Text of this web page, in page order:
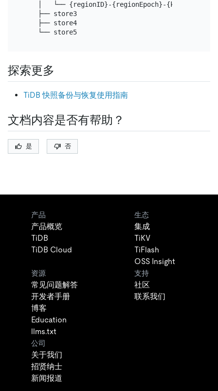
│   └── {regionID}-{regionEpoch}-{keyHash}-
    ├── store3
    ├── store4
    └── store5
探索更多
TiDB 快照备份与恢复使用指南
文档内容是否有帮助？
是 否
产品
产品概览
TiDB
TiDB Cloud
生态
集成
TiKV
TiFlash
OSS Insight
资源
常见问题解答
开发者手册
博客
Education
llms.txt
支持
社区
联系我们
公司
关于我们
招贤纳士
新闻报道